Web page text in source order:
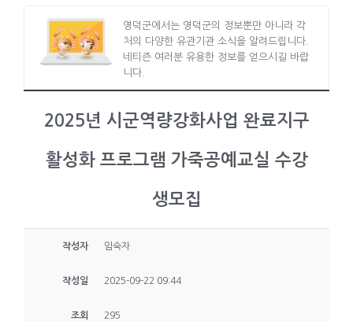
영덕군에서는 영덕군의 정보뿐만 아니라 각
처의 다양한 유관기관 소식을 알려드립니다.
네티즌 여러분 유용한 정보를 얻으시길 바랍
니다.
2025년 시군역량강화사업 완료지구
활성화 프로그램 가죽공예교실 수강
생모집
작성자 임숙자
작성일 2025-09-22 09:44
조회 295